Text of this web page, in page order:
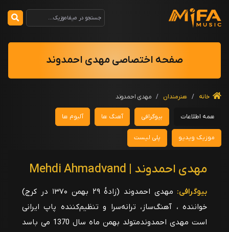
صفحه اختصاصی مهدی احمدوند
خانه / هنرمندان / مهدی احمدوند
همه اطلاعات بیوگرافی آهنگ ها آلبوم ها
موزیک ویدیو پلی لیست
مهدی احمدوند | Mehdi Ahmadvand
بیوگرافی:
مهدی احمدوند (زادهٔ ۲۹ بهمن ۱۳۷۰ در کرج)
خواننده ، آهنگ‌ساز، ترانه‌سرا و تنظیم‌کننده پاپ ایرانی
است مهدی احمدوندمتولد بهمن ماه سال 1370 می باسد